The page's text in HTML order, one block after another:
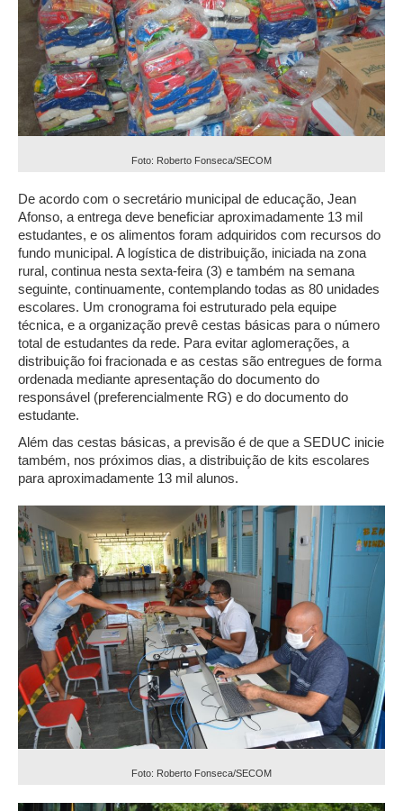
Foto: Roberto Fonseca/SECOM
De acordo com o secretário municipal de educação, Jean
Afonso, a entrega deve beneficiar aproximadamente 13 mil
estudantes, e os alimentos foram adquiridos com recursos do
fundo municipal. A logística de distribuição, iniciada na zona
rural, continua nesta sexta-feira (3) e também na semana
seguinte, continuamente, contemplando todas as 80 unidades
escolares. Um cronograma foi estruturado pela equipe
técnica, e a organização prevê cestas básicas para o número
total de estudantes da rede. Para evitar aglomerações, a
distribuição foi fracionada e as cestas são entregues de forma
ordenada mediante apresentação do documento do
responsável (preferencialmente RG) e do documento do
estudante.
Além das cestas básicas, a previsão é de que a SEDUC inicie
também, nos próximos dias, a distribuição de kits escolares
para aproximadamente 13 mil alunos.
Foto: Roberto Fonseca/SECOM